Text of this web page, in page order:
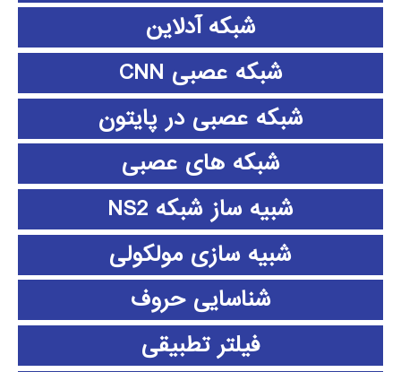
شبکه آدلاین
شبکه عصبی CNN
شبکه عصبی در پایتون
شبکه های عصبی
شبیه ساز شبکه NS2
شبیه سازی مولکولی
شناسایی حروف
فیلتر تطبیقی